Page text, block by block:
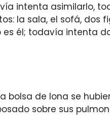
intenta asimilarlo,
la sala, el sofá, dos
es él; todavía intenta
bolsa de lona se
sobre sus